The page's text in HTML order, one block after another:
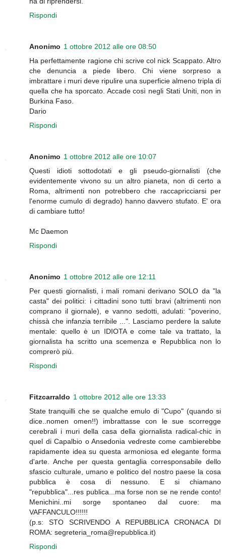
Rispondi
Anonimo 1 ottobre 2012 alle ore 08:50
Ha perfettamente ragione chi scrive col nick Scappato. Altro
che denuncia a piede libero. Chi viene sorpreso a
imbrattare i muri deve ripulire una superficie almeno tripla di
quella che ha sporcato. Accade così negli Stati Uniti, non in
Burkina Faso.
Dario
Rispondi
Anonimo 1 ottobre 2012 alle ore 10:07
Questi idioti sottodotati e gli pseudo-giornalisti (che
evidentemente vivono su un altro pianeta, non di certo a
Roma, altrimenti non potrebbero che raccapricciarsi per
l'enorme cumulo di degrado) hanno davvero stufato. E' ora
di cambiare tutto!
Mc Daemon
Rispondi
Anonimo 1 ottobre 2012 alle ore 12:11
Per questi giornalisti, i mali romani derivano SOLO da "la
casta" dei politici: i cittadini sono tutti bravi (altrimenti non
comprano il giornale), e vanno sedotti, adulati: "poverino,
chissà che infanzia terribile ...". Lasciamo perdere la salute
mentale: quello è un IDIOTA e come tale va trattato, la
giornalista ha scritto una scemenza e Repubblica non lo
comprerò più.
Rispondi
Fitzcarraldo 1 ottobre 2012 alle ore 13:33
State tranquilli che se qualche emulo di "Cupo" (quando si
dice..nomen omen!!) imbrattasse con le sue scorregge
cerebrali i muri della casa della giornalista radical-chic in
quel di Capalbio o Ansedonia vedreste come cambierebbe
rapidamente idea su questa armoniosa ed elegante forma
d'arte. Anche per questa gentaglia corresponsabile dello
sfascio culturale, umano e politico del nostro paese la cosa
pubblica è cosa di nessuno. E si chiamano
"repubblica"...res publica...ma forse non se ne rende conto!
Menichini..mi sorge spontaneo dal cuore: ma
VAFFANCULO!!!!!!
(p.s: STO SCRIVENDO A REPUBBLICA CRONACA DI
ROMA: segreteria_roma@repubblica.it)
Rispondi